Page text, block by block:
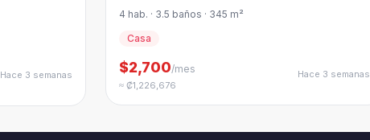
Hace 3 semanas
4 hab. · 3.5 baños · 345 m²
Casa
$2,700/mes
≈ ₡1,226,676
Hace 3 semanas